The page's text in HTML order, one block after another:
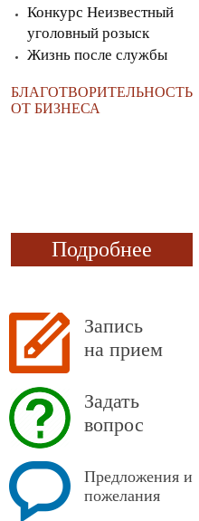
Конкурс Неизвестный
уголовный розыск
Жизнь после службы
БЛАГОТВОРИТЕЛЬНОСТЬ
ОТ БИЗНЕСА
Подробнее
Запись
на прием
Задать
вопрос
Предложения и
пожелания